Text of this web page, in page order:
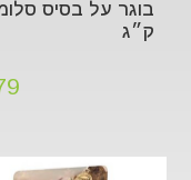
ק״ג